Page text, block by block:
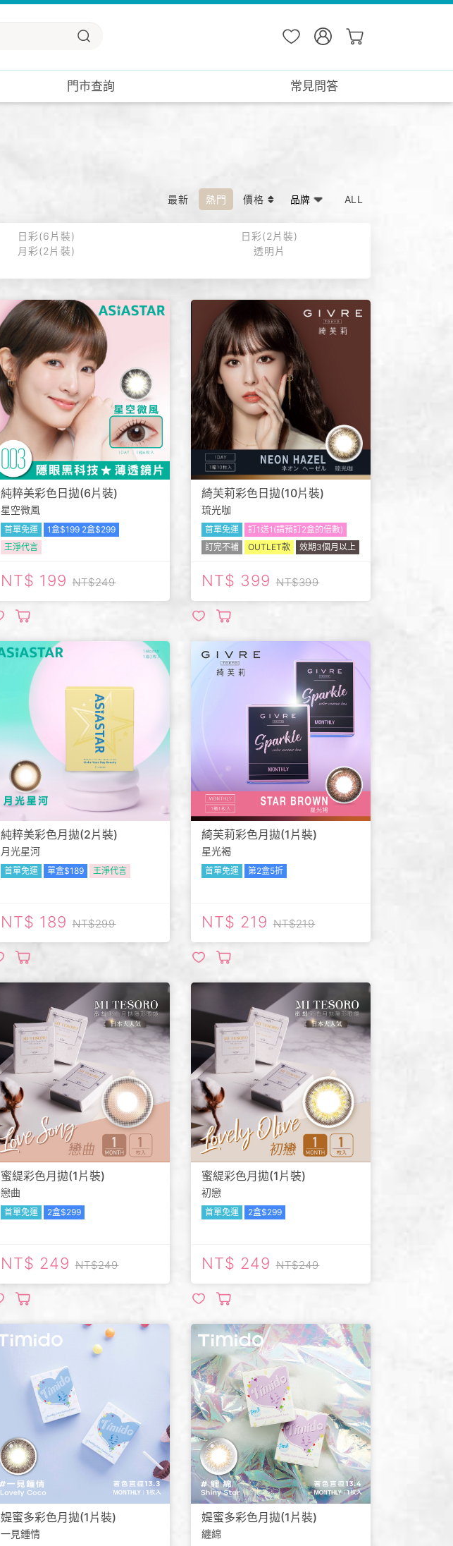
門市查詢 常見問答
最新 熱門 價格 ALL
日彩(6片裝)
日彩(2片裝)
月彩(2片裝)
透明片
純粹美彩色日拋(6片裝)
星空微風
首單免運
1盒$199 2盒$299
王淨代言
199 249
綺芙莉彩色日拋(10片裝)
琉光咖
首單免運
訂1送1(請預訂2盒的倍數)
訂完不補
OUTLET款 效期3個月以上
399 399
純粹美彩色月拋(2片裝)
月光星河
首單免運 單盒$189 王淨代言
189 299
綺芙莉彩色月拋(1片裝)
星光褐
首單免運 第2盒5折
219 219
蜜緹彩色月拋(1片裝)
戀曲
首單免運 2盒$299
249 249
蜜緹彩色月拋(1片裝)
初戀
首單免運 2盒$299
249 249
媞蜜多彩色月拋(1片裝)
一見鍾情
媞蜜多彩色月拋(1片裝)
纏綿